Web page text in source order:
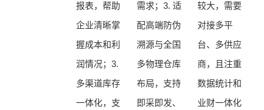
报表，帮助
企业清晰掌
握成本和利
润情况；3.
多渠道库存
一体化，支
需求；3. 适
配高端防伪
溯源与全国
多物理仓库
布局，支持
即采即发、
较大，需要
对接多平
台、多供应
商，且注重
数据统计和
业财一体化